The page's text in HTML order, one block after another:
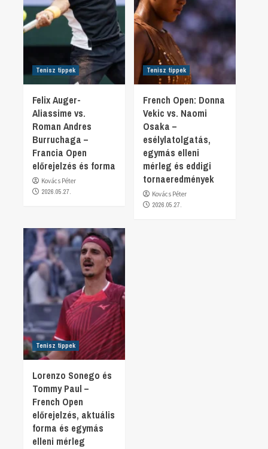
Tenisz tippek
Felix Auger-
Aliassime vs.
Roman Andres
Burruchaga –
Francia Open
előrejelzés és forma
Kovács Péter
2026.05.27.
Tenisz tippek
French Open: Donna
Vekic vs. Naomi
Osaka –
esélylatolgatás,
egymás elleni
mérleg és eddigi
tornaeredmények
Kovács Péter
2026.05.27.
Tenisz tippek
Lorenzo Sonego és
Tommy Paul –
French Open
előrejelzés, aktuális
forma és egymás
elleni mérleg